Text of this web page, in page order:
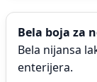
Bela boja za
Bela nijansa
enterijera.